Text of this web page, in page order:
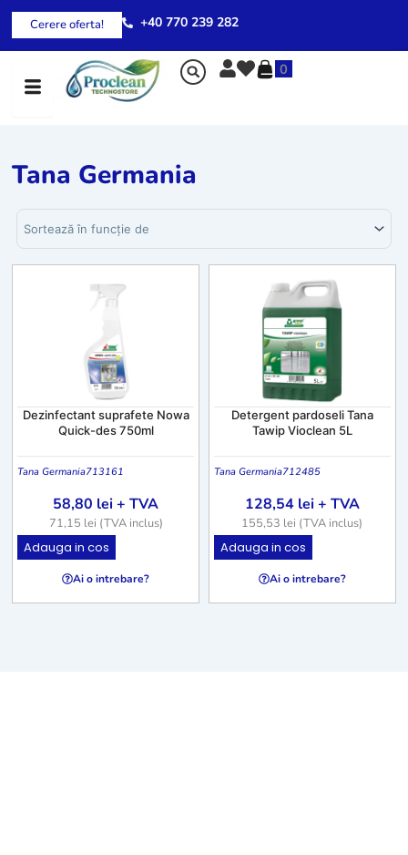
Skip
content
Cerere oferta! +40 770 239 282
0
Tana Germania
Sortează produsele
Dezinfectant suprafete Nowa
Quick-des 750ml
Tana Germania713161
58,80 lei+ TVA
71,15 lei (TVA inclus)
Adauga in cos
Ai o intrebare?
Detergent pardoseli Tana
Tawip Vioclean 5L
Tana Germania712485
128,54 lei+ TVA
155,53 lei (TVA inclus)
Adauga in cos
Ai o intrebare?